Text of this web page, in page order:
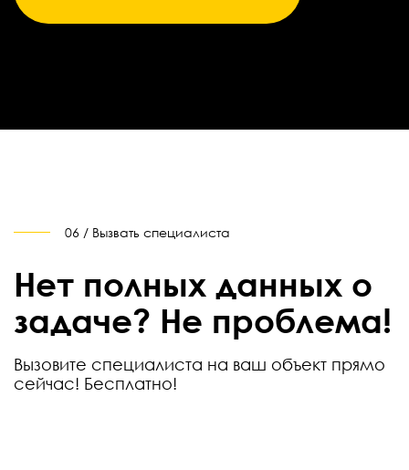
06 / Вызвать специалиста
Нет полных данных о
задаче? Не проблема!
Вызовите специалиста на ваш объект прямо
сейчас! Бесплатно!